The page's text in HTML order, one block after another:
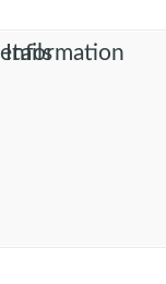
Information